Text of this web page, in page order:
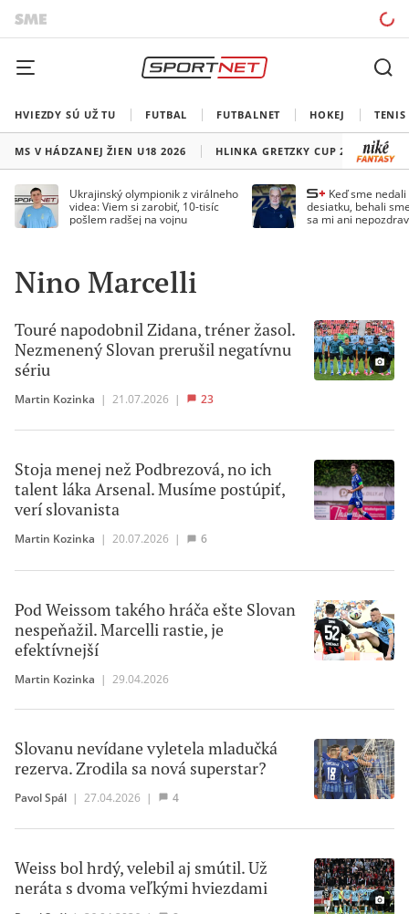
HVIEZDY SÚ UŽ TU FUTBAL FUTBALNET HOKEJ TENIS
MS V HÁDZANEJ ŽIEN U18 2026 HLINKA GRETZKY CUP 2026
Ukrajinský olympionik z virálneho
videa: Viem si zarobiť, 10-tisíc
pošlem radšej na vojnu
Keď sme
desiatku, behali
sa mi ani
Nino Marcelli
Touré napodobnil Zidana, tréner žasol.
Nezmenený Slovan prerušil negatívnu
sériu
Martin Kozinka | 21.07.2026 | 23
Stoja menej než Podbrezová, no ich
talent láka Arsenal. Musíme postúpiť,
verí slovanista
Martin Kozinka | 20.07.2026 | 6
Pod Weissom takého hráča ešte Slovan
nespeňažil. Marcelli rastie, je
efektívnejší
Martin Kozinka | 29.04.2026
Slovanu nevídane vyletela mladučká
rezerva. Zrodila sa nová superstar?
Pavol Spál | 27.04.2026 | 4
Weiss bol hrdý, velebil aj smútil. Už
neráta s dvoma veľkými hviezdami